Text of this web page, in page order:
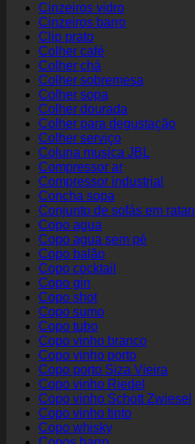
Cinzeiros vidro
Cinzeiros barro
Clip prato
Colher café
Colher chá
Colher sobremesa
Colher sopa
Colher dourada
Colher para degustação
Colher serviço
Coluna musica JBL
Compressor ar
Compressor industrial
Concha sopa
Conjunto de sofás em ratan
Copo agua
Copo agua sem pé
Copo balão
Copo cocktail
Copo gin
Copo shot
Copo sumo
Copo tubo
Copo vinho branco
Copo vinho porto
Copo porto Siza Vieira
Copo vinho Riedel
Copo vinho Schott Zwiesel
Copo vinho tinto
Copo whisky